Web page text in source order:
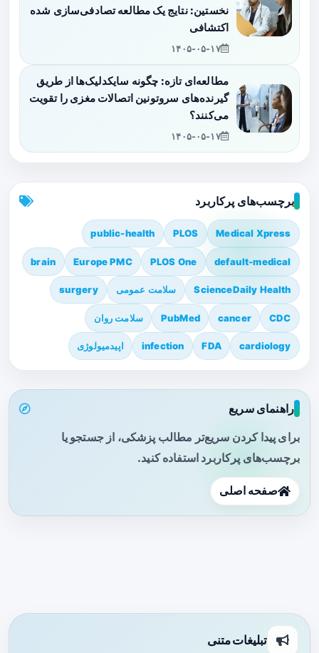
نخستین: نتایج یک مطالعه تصادفی‌سازی شده
اکتشافی
۱۴۰۵-۰۵-۱۷
مطالعه‌ای تازه: چگونه سایکدلیک‌ها از طریق
گیرنده‌های سروتونین اتصالات مغزی را تقویت
می‌کنند؟
۱۴۰۵-۰۵-۱۷
برچسب‌های پرکاربرد
Medical Xpress
PLOS
public-health
default-medical
PLOS One
Europe PMC
brain
ScienceDaily Health سلامت عمومی surgery
CDC
cancer
PubMed سلامت روان
cardiology
FDA
infection اپیدمیولوژی
راهنمای سریع
برای پیدا کردن سریع‌تر مطالب پزشکی، از جستجو یا
برچسب‌های پرکاربرد استفاده کنید.
صفحه اصلی
تبلیغات متنی